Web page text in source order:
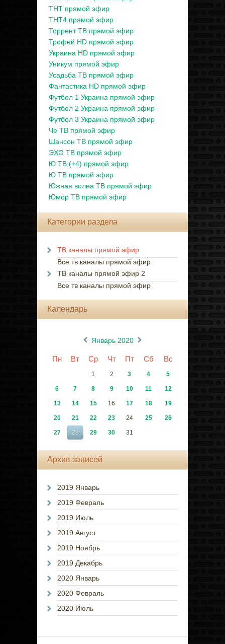
ТНТ прямой эфир
ТНТ4 прямой эфир
Торрент ТВ прямой эфир
Трофей HD прямой эфир
Украина HD прямой эфир
Уникум прямой эфир
Усадьба ТВ прямой эфир
Фантастика HD прямой эфир
Футбол 1 Украина прямой эфир
Футбол 2 Украина прямой эфир
Футбол 3 Украина прямой эфир
Че ТВ прямой эфир
Шансон ТВ прямой эфир
ЭХО ТВ прямой эфир
Ю ТВ (+4) прямой эфир
Ю ТВ прямой эфир
Южная волна ТВ прямой эфир
Юмор ТВ прямой эфир
Категории раздела
ТВ каналы прямой эфир
Все тв каналы прямой эфир
ТВ каналы прямой эфир 2
Все тв каналы прямой эфир
Календарь
Январь 2020
Пн Вт Ср Чт Пт Сб Вс
1 2 3 4 5
6 7 8 9 10 11 12
13 14 15 16 17 18 19
20 21 22 23 24 25 26
27 28 29 30 31
Архив записей
2019 Январь
2019 Февраль
2019 Июль
2019 Август
2019 Ноябрь
2019 Декабрь
2020 Январь
2020 Февраль
2020 Июль